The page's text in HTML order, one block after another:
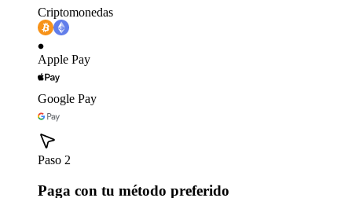
Criptomonedas
Apple Pay
Google Pay
Paso 2
Paga con tu método preferido